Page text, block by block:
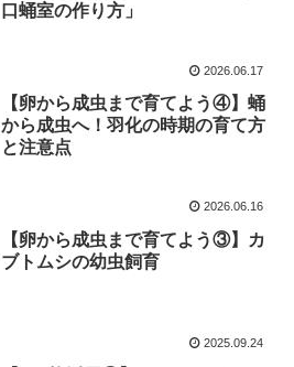
口蛹室の作り方」
2026.06.17
【卵から成虫まで育てよう④】蛹
から成虫へ！羽化の時期の育て方
と注意点
2026.06.16
【卵から成虫まで育てよう③】カ
ブトムシの幼虫飼育
2025.09.24